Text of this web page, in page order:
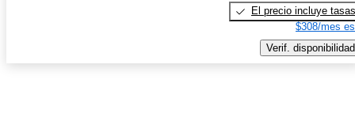
El precio incluye tasas
$308/mes
Verif. disponibilidad